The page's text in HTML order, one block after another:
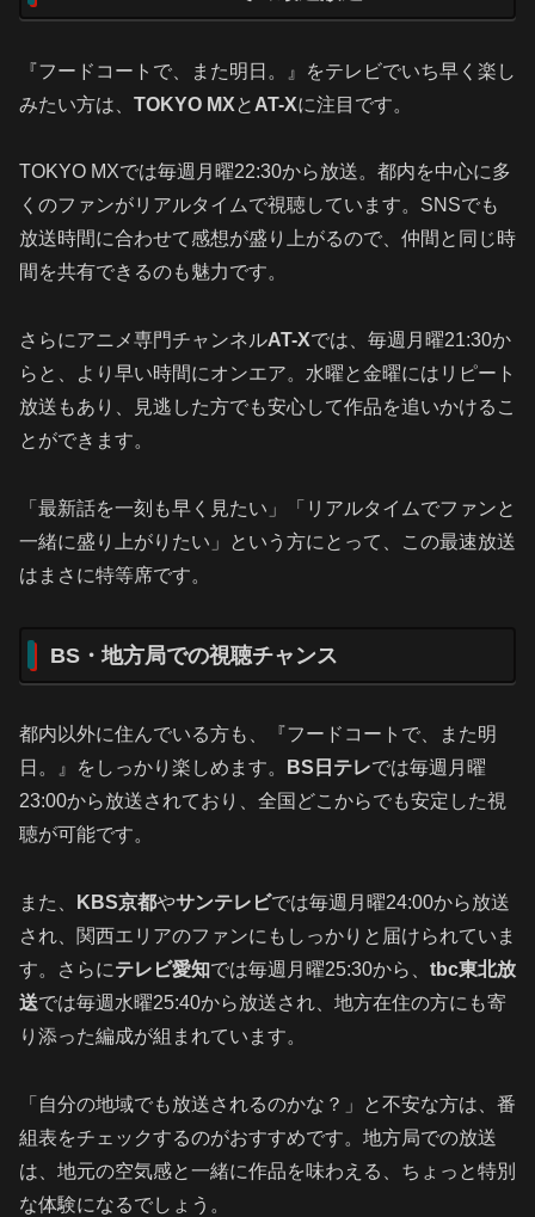
『フードコートで、また明日。』をテレビでいち早く楽し
みたい方は、 TOKYO MXと AT-Xに注目です。
TOKYO MXでは毎週月曜22:30から放送。都内を中心に多
くのファンがリアルタイムで視聴しています。SNSでも
放送時間に合わせて感想が盛り上がるので、仲間と同じ時
間を共有できるのも魅力です。
さらにアニメ専門チャンネルAT-Xでは、毎週月曜21:30か
らと、より早い時間にオンエア。水曜と金曜にはリピート
放送もあり、見逃した方でも安心して作品を追いかけるこ
とができます。
「最新話を一刻も早く見たい」「リアルタイムでファンと
一緒に盛り上がりたい」という方にとって、この最速放送
はまさに特等席です。
BS・地方局での視聴チャンス
都内以外に住んでいる方も、『フードコートで、また明
日。』をしっかり楽しめます。
BS日テレでは毎週月曜
23:00から放送されており、全国どこからでも安定した視
聴が可能です。
また、 KBS京都やサンテレビでは毎週月曜24:00から放送
され、関西エリアのファンにもしっかりと届けられていま
す。さらにテレビ愛知では毎週月曜25:30から、 tbc東北放
送では毎週水曜25:40から放送され、地方在住の方にも寄
り添った編成が組まれています。
「自分の地域でも放送されるのかな？」と不安な方は、番
組表をチェックするのがおすすめです。地方局での放送
は、地元の空気感と一緒に作品を味わえる、ちょっと特別
な体験になるでしょう。